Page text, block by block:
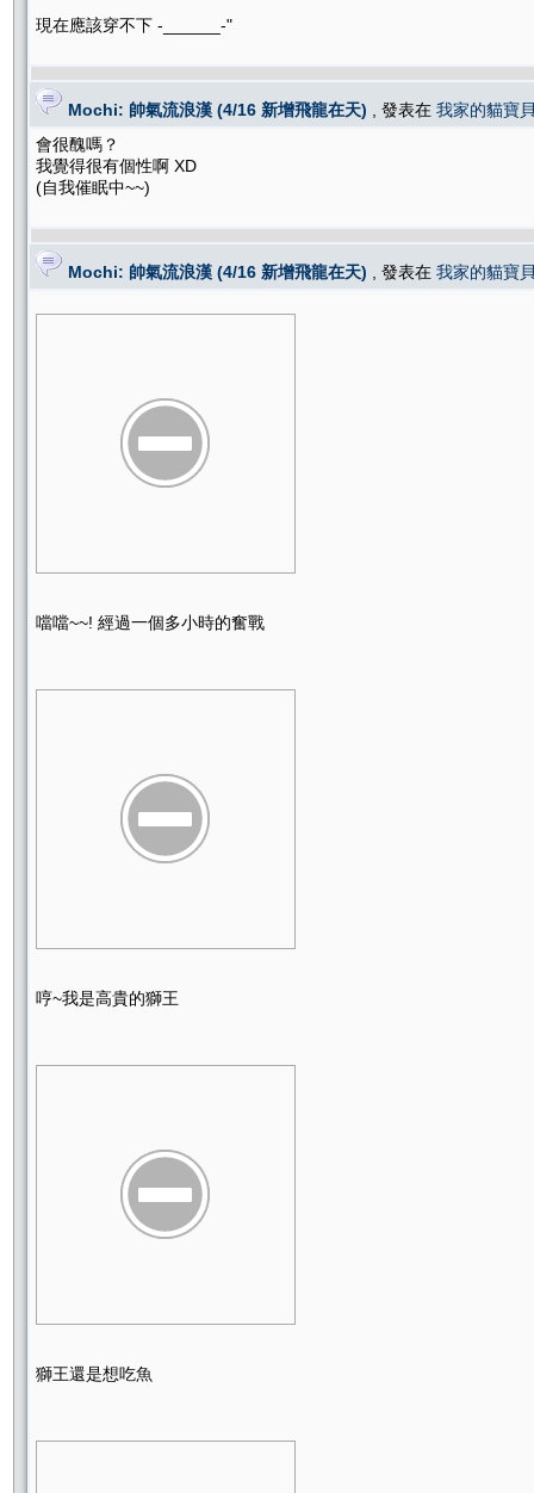
現在應該穿不下 -______-"
Mochi: 帥氣流浪漢 (4/16 新增飛龍在天) , 發表在 我家的貓寶
會很醜嗎？
我覺得很有個性啊 XD
(自我催眠中~~)
Mochi: 帥氣流浪漢 (4/16 新增飛龍在天) , 發表在 我家的貓寶
噹噹~~! 經過一個多小時的奮戰
哼~我是高貴的獅王
獅王還是想吃魚